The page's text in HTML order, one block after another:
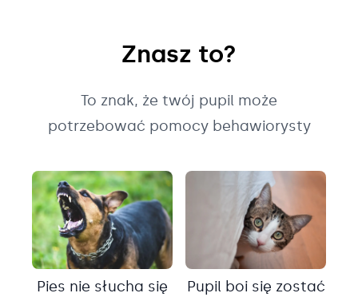
Znasz to?
To znak, że twój pupil może
potrzebować pomocy behawiorysty
Pies nie słucha się
Pupil boi się zostać